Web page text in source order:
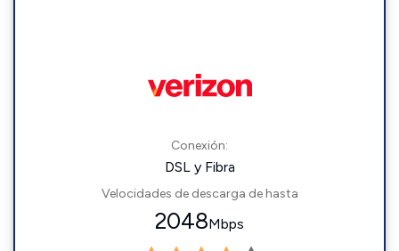
Conexión:
DSL y Fibra
Velocidades de descarga de hasta
2048Mbps